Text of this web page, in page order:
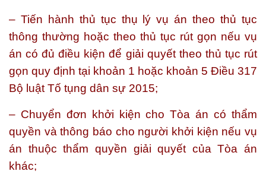
– Tiến hành thủ tục thụ lý vụ án theo thủ tục
thông thường hoặc theo thủ tục rút gọn nếu vụ
án có đủ điều kiện để giải quyết theo thủ tục rút
gọn quy định tại khoản 1 hoặc khoản 5 Điều 317
Bộ luật Tố tụng dân sự 2015;
– Chuyển đơn khởi kiện cho Tòa án có thẩm
quyền và thông báo cho người khởi kiện nếu vụ
án thuộc thẩm quyền giải quyết của Tòa án
khác;